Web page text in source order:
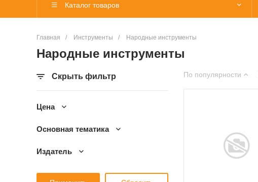
Каталог товаров
Главная / Инструменты / Народные инструменты
Народные инструменты
Скрыть фильтр
Цена
Основная тематика
Издатель
По популярности